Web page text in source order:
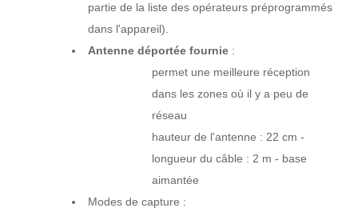
partie de la liste des opérateurs préprogrammés
dans l'appareil).
Antenne déportée fournie :
permet une meilleure réception
dans les zones où il y a peu de
réseau
hauteur de l'antenne : 22 cm -
longueur du câble : 2 m - base
aimantée
Modes de capture :